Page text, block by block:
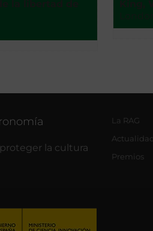
la cultura
La RAG
Actualidad
Premios